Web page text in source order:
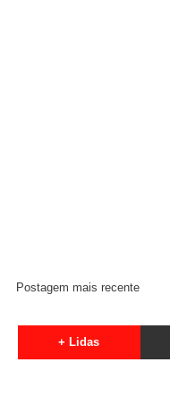
Postagem mais recente
+ Lidas